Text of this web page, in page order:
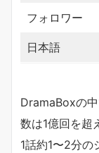
フォロワー
日本語
DramaBoxの
数は1億回を超
1話約1〜2分